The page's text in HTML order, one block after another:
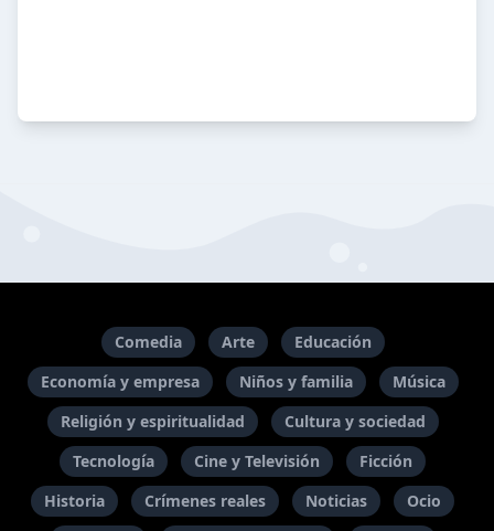
Comedia Arte
Educación
Economía y empresa
Niños y familia
Música
Religión y espiritualidad
Cultura y sociedad
Tecnología
Cine y Televisión
Ficción
Historia
Crímenes reales Noticias
Ocio